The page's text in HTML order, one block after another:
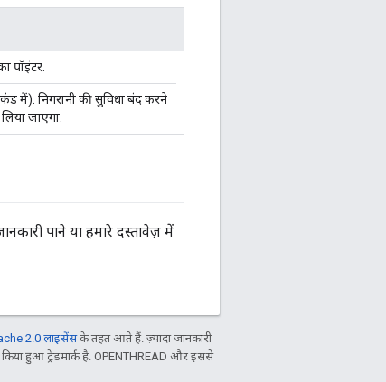
पॉइंटर.
में). निगरानी की सुविधा बंद करने
जाएगा.
पाने या हमारे दस्तावेज़ में
2.0 लाइसेंसके तहत आते हैं. ज़्यादा जानकारी
हुआ ट्रेडमार्क है. OPENTHREAD और इससे